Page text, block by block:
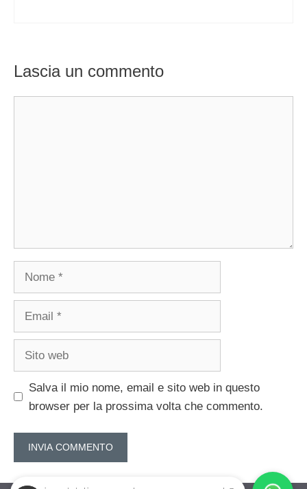
Lascia un commento
Nome
Email
Sito
Salva il mio nome, email e sito web in questo
browser per la prossima volta che commento.